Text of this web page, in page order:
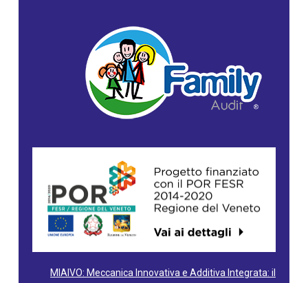
MIAIVO: Meccanica Innovativa e Additiva Integrata: il